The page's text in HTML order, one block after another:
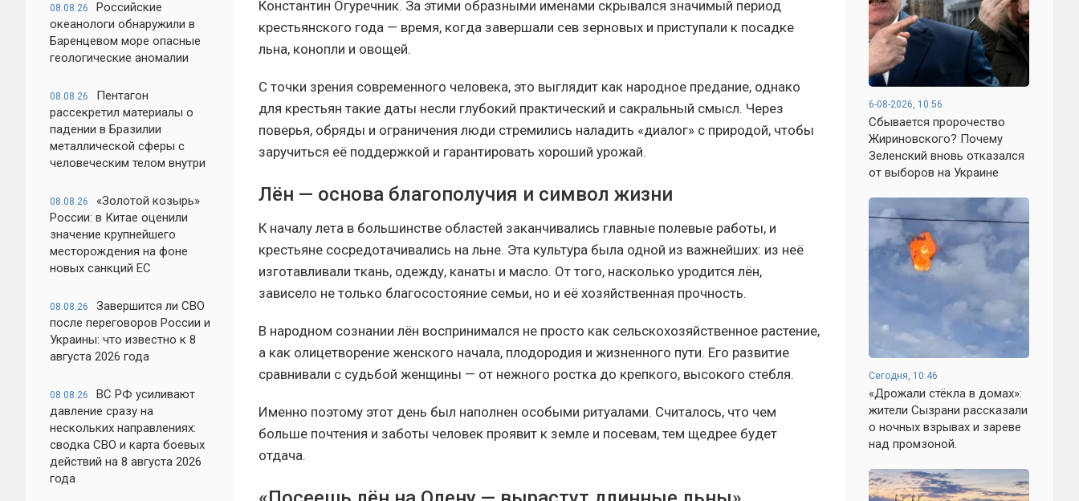
08.08.26
Российские
океанологи обнаружили в
Баренцевом море опасные
геологические аномалии
08.08.26
Пентагон
рассекретил материалы о
падении в Бразилии
металлической сферы с
человеческим телом внутри
08.08.26
«Золотой козырь»
России: в Китае оценили
значение крупнейшего
месторождения на фоне
новых санкций ЕС
08.08.26
Завершится ли СВО
после переговоров России и
Украины: что известно к 8
августа 2026 года
08.08.26
ВС РФ усиливают
давление сразу на
нескольких направлениях:
сводка СВО и карта боевых
действий на 8 августа 2026
года
Константин Огуречник. За этими образными именами скрывался значимый период
крестьянского года — время, когда завершали сев зерновых и приступали к посадке
льна, конопли и овощей.
С точки зрения современного человека, это выглядит как народное предание, однако
для крестьян такие даты несли глубокий практический и сакральный смысл. Через
поверья, обряды и ограничения люди стремились наладить «диалог» с природой, чтобы
заручиться её поддержкой и гарантировать хороший урожай.
Лён — основа благополучия и символ жизни
К началу лета в большинстве областей заканчивались главные полевые работы, и
крестьяне сосредотачивались на льне. Эта культура была одной из важнейших: из неё
изготавливали ткань, одежду, канаты и масло. От того, насколько уродится лён,
зависело не только благосостояние семьи, но и её хозяйственная прочность.
В народном сознании лён воспринимался не просто как сельскохозяйственное растение,
а как олицетворение женского начала, плодородия и жизненного пути. Его развитие
сравнивали с судьбой женщины — от нежного ростка до крепкого, высокого стебля.
Именно поэтому этот день был наполнен особыми ритуалами. Считалось, что чем
больше почтения и заботы человек проявит к земле и посевам, тем щедрее будет
отдача.
6-08-2026, 10:56
Сбывается пророчество
Жириновского? Почему
Зеленский вновь отказался
от выборов на Украине
Сегодня, 10:46
«Дрожали стёкла в домах»:
жители Сызрани рассказали
о ночных взрывах и зареве
над промзоной.